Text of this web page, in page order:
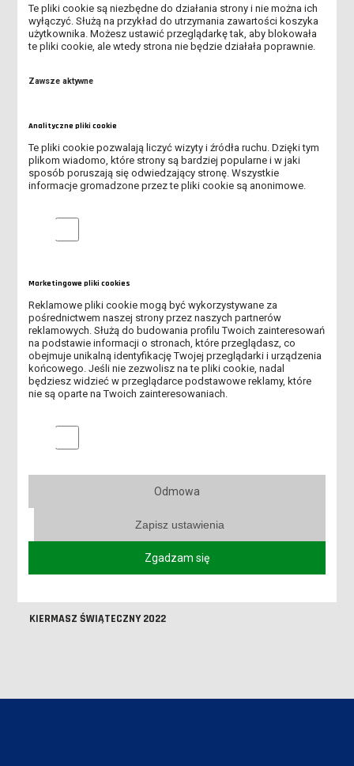
KIERMASZ ŚWIĄTECZNY W ANS W LESZNIE – WSPÓLNIE DLA
DAGMARKI
ZBIÓRKA NA RZECZ NOCLEGOWNI DLA BEZDOMNYCH W LESZNIE
SPOTKANIE WYBORCZE W SAMORZĄDZIE INSTYTUTU
PEDAGOGICZNEGO
KIERMASZ ŚWIĄTECZNY 2024
DZIEŃ SPORTU W WTZ W ZABOROWIE
STUDENTKI II ROKU PPW NA DNIU DZIECKA NA SKATEPLAZIE
RELACJA Z AKCJI CHARYTATYWNEJ „A MOŻE CIASTECZKO?”
ZBIÓRKA CHARYTATYWNA NA RZECZ LESZCZYŃSKIEJ
NOCLEGOWNI
PRZEDSZKOLNEJ I WCZESNOSZKOLNEJ
WIZYTA W DOMU POMOCY SPOŁECZNEJ W LESZNIE 2022
KIERMASZ ŚWIĄTECZNY 2022
Te pliki cookie są niezbędne do działania strony i nie można ich
wyłączyć. Służą na przykład do utrzymania zawartości koszyka
użytkownika. Możesz ustawić przeglądarkę tak, aby blokowała
te pliki cookie, ale wtedy strona nie będzie działała poprawnie.
Zawsze aktywne
Analityczne pliki cookie
Te pliki cookie pozwalają liczyć wizyty i źródła ruchu. Dzięki tym
plikom wiadomo, które strony są bardziej popularne i w jaki
sposób poruszają się odwiedzający stronę. Wszystkie
informacje gromadzone przez te pliki cookie są anonimowe.
Analityczne pliki cookie
Marketingowe pliki cookies
Reklamowe pliki cookie mogą być wykorzystywane za
pośrednictwem naszej strony przez naszych partnerów
reklamowych. Służą do budowania profilu Twoich zainteresowań
na podstawie informacji o stronach, które przeglądasz, co
obejmuje unikalną identyfikację Twojej przeglądarki i urządzenia
końcowego. Jeśli nie zezwolisz na te pliki cookie, nadal
będziesz widzieć w przeglądarce podstawowe reklamy, które
nie są oparte na Twoich zainteresowaniach.
Marketingowe pliki cookies
Odmowa
Zapisz ustawienia
Zgadzam się